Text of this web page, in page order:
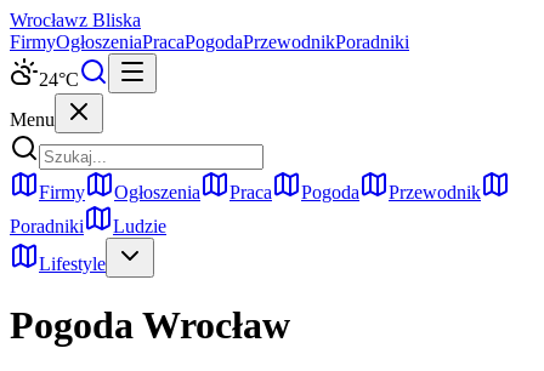
Wrocławz Bliska
FirmyOgłoszeniaPracaPogodaPrzewodnikPoradniki
24°C
Menu
Firmy Ogłoszenia Praca Pogoda
Przewodnik
Poradniki
Ludzie
Lifestyle
PogodaWrocław